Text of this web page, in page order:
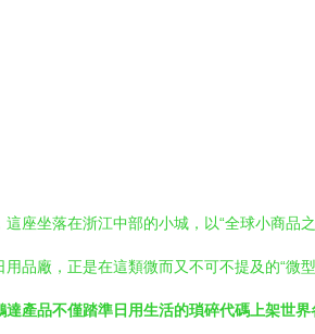
這座坐落在浙江中部的小城，以“全球小商
用品廠，正是在這類微而又不可不提及的“微
達產品不僅踏準日用生活的瑣碎代碼上架世界